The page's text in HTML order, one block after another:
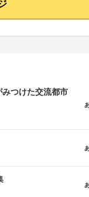
つけた交流都市